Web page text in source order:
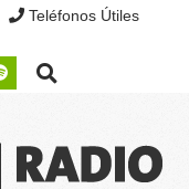
Teléfonos Útiles
Search